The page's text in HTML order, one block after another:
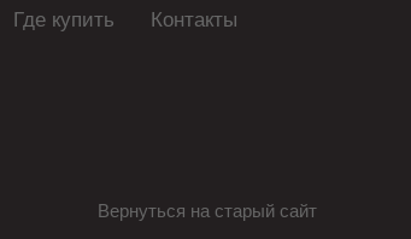
Где купить Контакты
Вернуться на старый сайт